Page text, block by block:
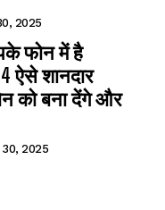
2025
फोन में है
ऐसे शानदार
को बना देंगे और
2025